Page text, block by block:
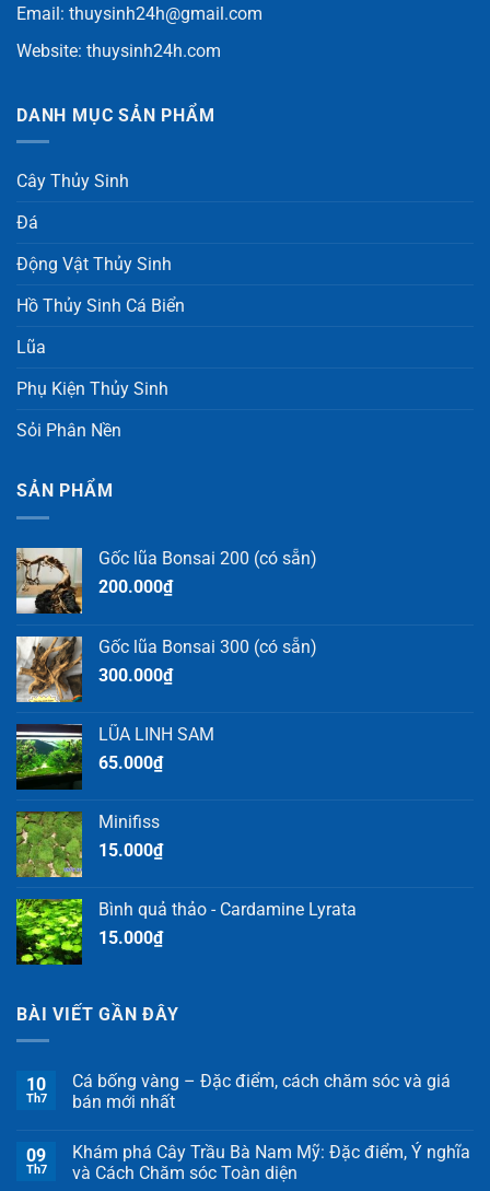
Email: thuysinh24h@gmail.com
Website: thuysinh24h.com
DANH MỤC SẢN PHẨM
Cây Thủy Sinh
Đá
Động Vật Thủy Sinh
Hồ Thủy Sinh Cá Biển
Lũa
Phụ Kiện Thủy Sinh
Sỏi Phân Nền
SẢN PHẨM
Gốc lũa Bonsai 200 (có sẵn)
200.000₫
Gốc lũa Bonsai 300 (có sẵn)
300.000₫
LŨA LINH SAM
65.000₫
Minifiss
15.000₫
Bình quả thảo - Cardamine Lyrata
15.000₫
BÀI VIẾT GẦN ĐÂY
10
Th7
Cá bống vàng – Đặc điểm, cách chăm sóc và giá
bán mới nhất
09
Th7
Khám phá Cây Trầu Bà Nam Mỹ: Đặc điểm, Ý nghĩa
và Cách Chăm sóc Toàn diện